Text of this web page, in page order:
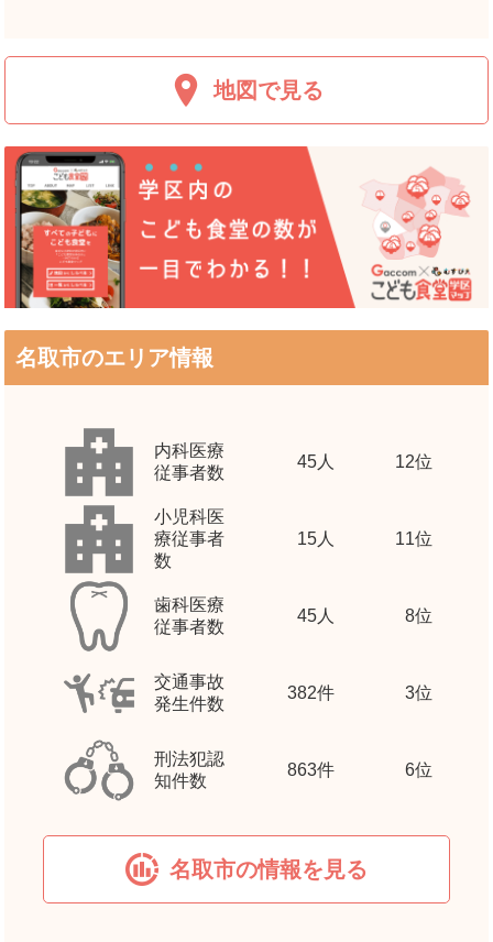
地図で見る
名取市のエリア情報
内科医療
従事者数
45人 12位
小児科医
療従事者
数
15人 11位
歯科医療
従事者数
45人 8位
交通事故
発生件数
382件 3位
刑法犯認
知件数
863件 6位
名取市の情報を見る